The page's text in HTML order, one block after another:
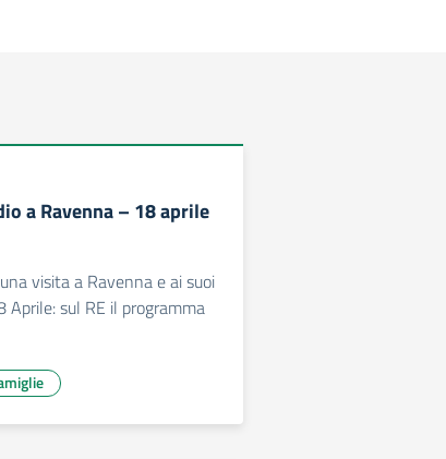
a Ravenna – 18 aprile
visita a Ravenna e ai suoi
sul RE il programma